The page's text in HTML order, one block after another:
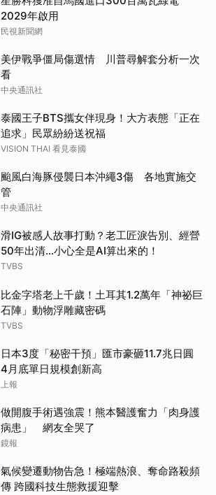
2029年啟用
民視新聞網
美伊戰爭僵局傷選情 川普尋解套分析一次
看
中央通訊社
泰國王子BTS攜女伴現身！大方表態「正在
追求」民眾紛紛送祝福
VISION THAI 看見泰國
颱風白海豚侵襲日本沖繩3傷 各地實施交
管
中央通訊社
滑IG被感人故事打動？老工匠淚告別、經營
50年出清…小心全是AI算出來的！
TVBS
比金字塔老上千歲！土耳其1.2萬年「神祕巨
石陣」動物浮雕藏密碼
TVBS
日本3度「秘密干預」匯市豪砸11.7兆日圓
4月底單日規模創新高
上報
做開腹手術遇強震！熊本醫護奮力「肉身護
病患」 網友全哭了
鏡報
氣候變遷動物告急！極端熱浪、奪命路殺頻
傳 跨國科技生態救援迎擊